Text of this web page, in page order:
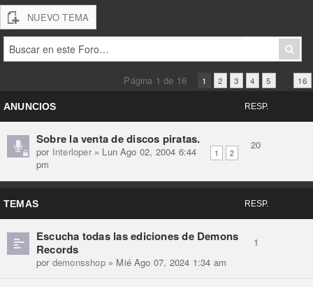
NUEVO TEMA
Página 1 de 16 1 2 3 4 5 16
ANUNCIOS RESP.
Sobre la venta de discos piratas.
1 2
por Interloper» Lun Ago 02, 2004 6:44
pm
20
TEMAS RESP.
Escucha todas las ediciones de Demons
Records
por demonsshop» Mié Ago 07, 2024 1:34 am
1